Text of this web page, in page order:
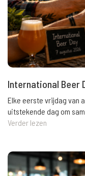
International Beer
Elke eerste vrijdag van
uitstekende dag om
Verder lezen